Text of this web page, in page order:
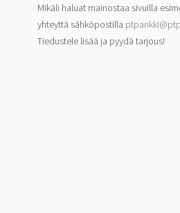
Mikäli haluat mainostaa sivuilla
yhteyttä sähköpostilla
Tiedustele lisää ja pyydä tarjous!